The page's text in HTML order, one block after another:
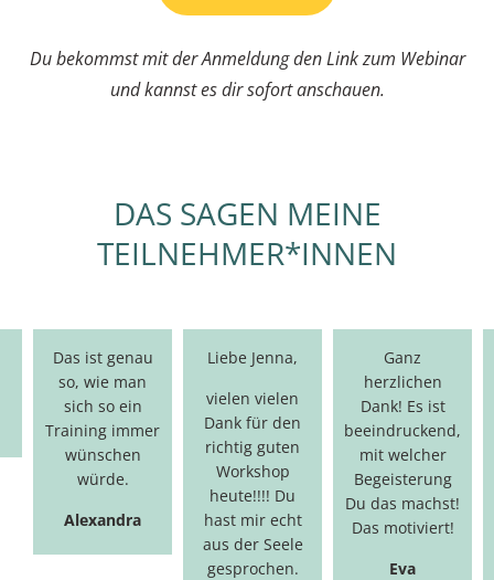
Du bekommst mit der Anmeldung den Link zum Webinar
und kannst es dir sofort anschauen.
DAS SAGEN MEINE
TEILNEHMER*INNEN
Das ist genau
so, wie man
sich so ein
Training immer
wünschen
würde.
Alexandra
Liebe Jenna,
vielen vielen
Dank für den
richtig guten
Workshop
heute!!!! Du
hast mir echt
aus der Seele
gesprochen.
Ganz
herzlichen
Dank! Es ist
beeindruckend,
mit welcher
Begeisterung
Du das machst!
Das motiviert!
Eva